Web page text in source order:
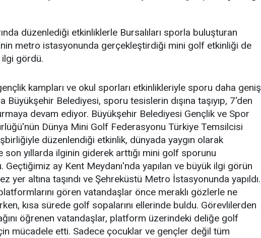
düzenlediği etkinliklerle Bursalıları sporla buluşturan
metro istasyonunda gerçekleştirdiği mini golf etkinliği de
gördü.
kampları ve okul sporları etkinlikleriyle sporu daha geniş
Büyükşehir Belediyesi, sporu tesislerin dışına taşıyıp, 7'den
devam ediyor. Büyükşehir Belediyesi Gençlik ve Spor
Dünya Mini Golf Federasyonu Türkiye Temsilcisi
düzenlendiği etkinlik, dünyada yaygın olarak
son yıllarda ilginin giderek arttığı mini golf sporunu
Geçtiğimiz ay Kent Meydanı'nda yapılan ve büyük ilgi görün
yer altına taşındı ve Şehreküstü Metro İstasyonunda yapıldı.
gören vatandaşlar önce meraklı gözlerle ne
kısa sürede golf sopalarını ellerinde buldu. Görevlilerden
öğrenen vatandaşlar, platform üzerindeki deliğe golf
mücadele etti. Sadece çocuklar ve gençler değil tüm